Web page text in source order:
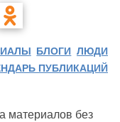
БЛОГИ ЛЮДИ
ПУБЛИКАЦИЙ
материалов без